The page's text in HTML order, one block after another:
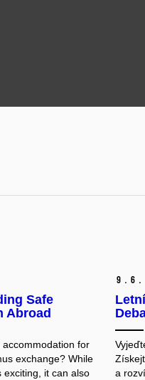
Safe
Abroad
for
exchange? While
exciting, it can also
9. 6.
a